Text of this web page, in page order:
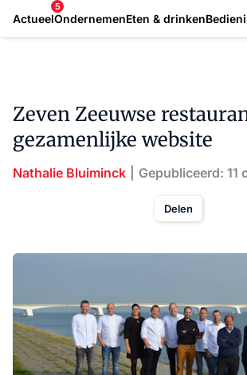
Actueel
5
OndernemenEten & drinken
Zeven Zeeuwse
gezamenlijke website
Nathalie Bluiminck Gepubliceerd: 11
Delen